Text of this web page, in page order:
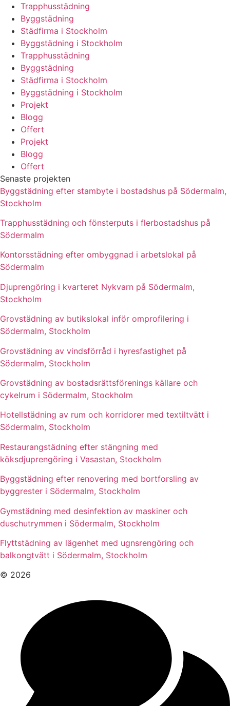
Trapphusstädning
Byggstädning
Städfirma i Stockholm
Byggstädning i Stockholm
Trapphusstädning
Byggstädning
Städfirma i Stockholm
Byggstädning i Stockholm
Projekt
Blogg
Offert
Projekt
Blogg
Offert
Senaste projekten
Byggstädning efter stambyte i bostadshus på Södermalm,
Stockholm
Trapphusstädning och fönsterputs i flerbostadshus på
Södermalm
Kontorsstädning efter ombyggnad i arbetslokal på
Södermalm
Djuprengöring i kvarteret Nykvarn på Södermalm,
Stockholm
Grovstädning av butikslokal inför omprofilering i
Södermalm, Stockholm
Grovstädning av vindsförråd i hyresfastighet på
Södermalm, Stockholm
Grovstädning av bostadsrättsförenings källare och
cykelrum i Södermalm, Stockholm
Hotellstädning av rum och korridorer med textiltvätt i
Södermalm, Stockholm
Restaurangstädning efter stängning med
köksdjuprengöring i Vasastan, Stockholm
Byggstädning efter renovering med bortforsling av
byggrester i Södermalm, Stockholm
Gymstädning med desinfektion av maskiner och
duschutrymmen i Södermalm, Stockholm
Flyttstädning av lägenhet med ugnsrengöring och
balkongtvätt i Södermalm, Stockholm
© 2026